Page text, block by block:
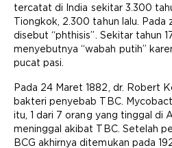
tercatat di India sekitar 3.300
Tiongkok, 2.300 tahun lalu. Pada
disebut “phthisis”. Sekitar tahun
menyebutnya “wabah putih”
pucat pasi.
Pada 24 Maret 1882, dr. Robert
bakteri penyebab TBC.
itu, 1 dari 7 orang yang tinggal di
meninggal akibat TBC. Setelah
BCG akhirnya ditemukan pada